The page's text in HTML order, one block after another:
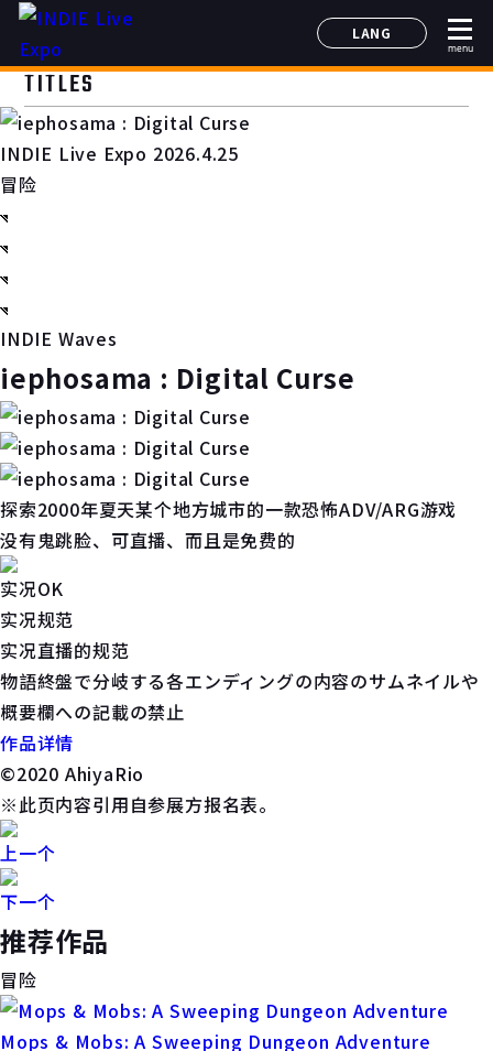
LANG
日本語
menu
TITLES
INDIE Live Expo 2026.4.25
冒险
INDIE Waves
iephosama : Digital Curse
探索2000年夏天某个地方城市的一款恐怖ADV/ARG游戏
没有鬼跳脸、可直播、而且是免费的
实况OK
实况规范
实况直播的规范
物語終盤で分岐する各エンディングの内容のサムネイルや
概要欄への記載の禁止
作品详情
©️2020 AhiyaRio
※此页内容引用自参展方报名表。
上一个
下一个
推荐作品
冒险
Mops & Mobs: A Sweeping Dungeon Adventure